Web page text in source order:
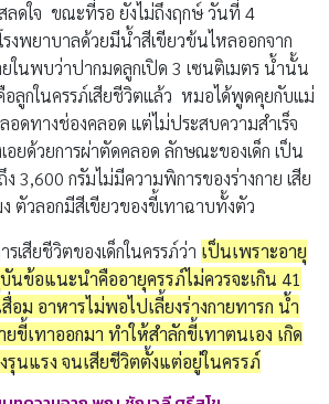
ลดใจ ขณะที่รอ ยังไม่ถึงฤกษ์ วันที่ 4
งพยาบาลด้วยมีน้ำสีเขียวข้นไหลออกจาก
ในพบว่าปากมดลูกเปิด 3 เซนติเมตร น้ำนั้น
อลูกในครรภ์เสียชีวิตแล้ว หมอได้พูดคุยกับแม่
อดทางช่องคลอด แต่ไม่ประสบความสำเร็จ
อยด้วยการผ่าตัดคลอด ลักษณะของเด็ก เป็น
3,600 กรัมไม่มีความพิการของร่างกาย เสีย
ตัวลอกมีสีเขียวของขี้เทาฉาบทั้งตัว
เสียชีวิตของเด็กในครรภ์ว่า เป็นเพราะอายุ
นข้อแนะนำคืออายุครรภ์ไม่ควรจะเกิน 41
ม อาหารไม่พอไปเลี้ยงร่างกายทารก น้ำ
ขี้เทาออกมา ทำให้สำลักขี้เทาตนเอง เกิด
รุนแรง จนเสียชีวิตตั้งแต่อยู่ในครรภ์